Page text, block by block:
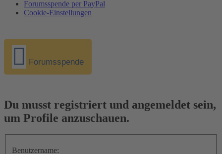
Forumsspende per PayPal
Cookie-Einstellungen
Forumsspende
Du musst registriert und angemeldet sein,
um Profile anzuschauen.
Benutzername: